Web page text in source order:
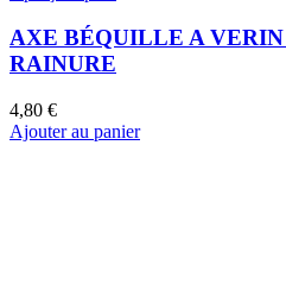
AXE BÉQUILLE A
RAINURE
4,80 €
Ajouter au panier